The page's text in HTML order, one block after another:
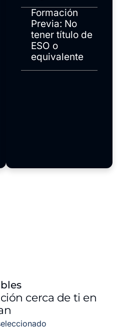
Formación
Previa: No
tener título de
ESO o
equivalente
cerca de ti en